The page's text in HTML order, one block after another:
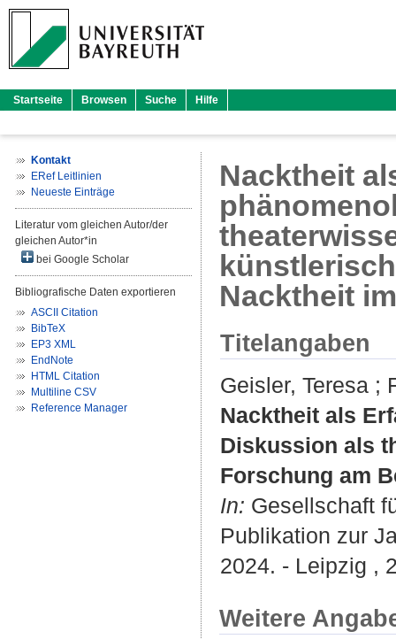
Startseite Browsen Suche Hilfe
Kontakt
ERef Leitlinien
Neueste Einträge
Literatur vom gleichen Autor/der
gleichen Autor*in
bei Google Scholar
Bibliografische Daten exportieren
ASCII Citation
BibTeX
EP3 XML
EndNote
HTML Citation
Multiline CSV
Reference Manager
Nacktheit
Nacktheit
Titelangaben
Geisler, Teresa ;
Nacktheit als
Diskussion als
Forschung am
In: Gesellschaft
Publikation zur
2024. - Leipzig ,
Weitere